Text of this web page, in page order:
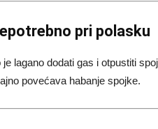
pri polasku
lagano dodati gas i otpustiti
povećava habanje spojke.